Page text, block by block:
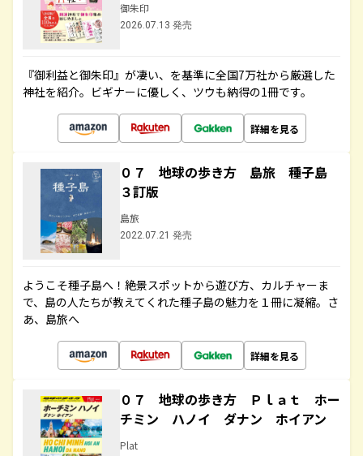
御朱印
2026.07.13 発売
『御利益と御朱印』が凄い、を基準に全国7万社から厳選した
神社を紹介。ビギナーに優しく、ツウも納得の1冊です。
詳細を見る
０７ 地球の歩き方 島旅 種子島
３訂版
島旅
2022.07.21 発売
ようこそ種子島へ！絶景スポットから遊び方、カルチャーま
で、島の人たちが教えてくれた種子島の魅力を１冊に凝縮。さ
あ、島旅へ
詳細を見る
０７ 地球の歩き方 Ｐｌａｔ ホー
チミン ハノイ ダナン ホイアン
Plat